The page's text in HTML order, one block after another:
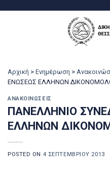
Αρχική > Ενημέρωση >
ΕΝΩΣΕΩΣ ΕΛΛΗΝΩΝ
ΑΝΑΚΟΙΝΏΣΕΙΣ
ΠΑΝΕΛΛΗΝΙΟ
ΕΛΛΗΝΩΝ
POSTED ON 4 ΣΕΠΤΕΜΒΡΊΟΥ 2013